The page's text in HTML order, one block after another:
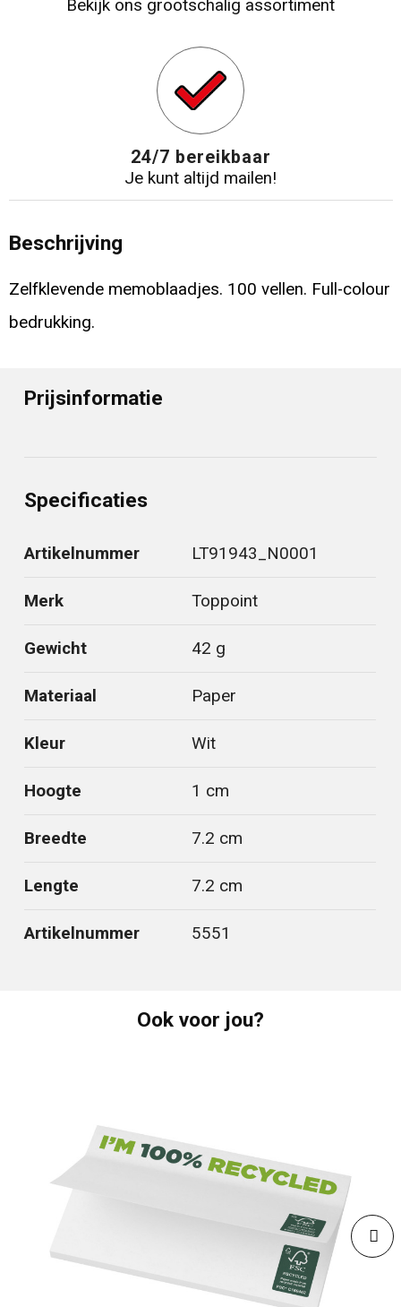
Bekijk ons grootschalig assortiment
24/7 bereikbaar
Je kunt altijd mailen!
Beschrijving
Zelfklevende memoblaadjes. 100 vellen. Full-colour
bedrukking.
Prijsinformatie
Specificaties
Artikelnummer LT91943_N0001
Merk Toppoint
Gewicht 42 g
Materiaal Paper
Kleur Wit
Hoogte 1 cm
Breedte 7.2 cm
Lengte 7.2 cm
Artikelnummer 5551
Ook voor jou?